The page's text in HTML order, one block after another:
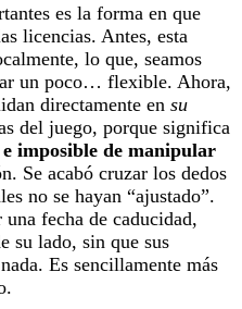
es la forma en que
licencias. Antes, esta
lo que, seamos
un poco… flexible. Ahora,
directamente en su
del juego, porque significa
imposible de manipular
Se acabó cruzar los dedos
no se hayan “ajustado”.
fecha de caducidad,
su lado, sin que sus
Es sencillamente más